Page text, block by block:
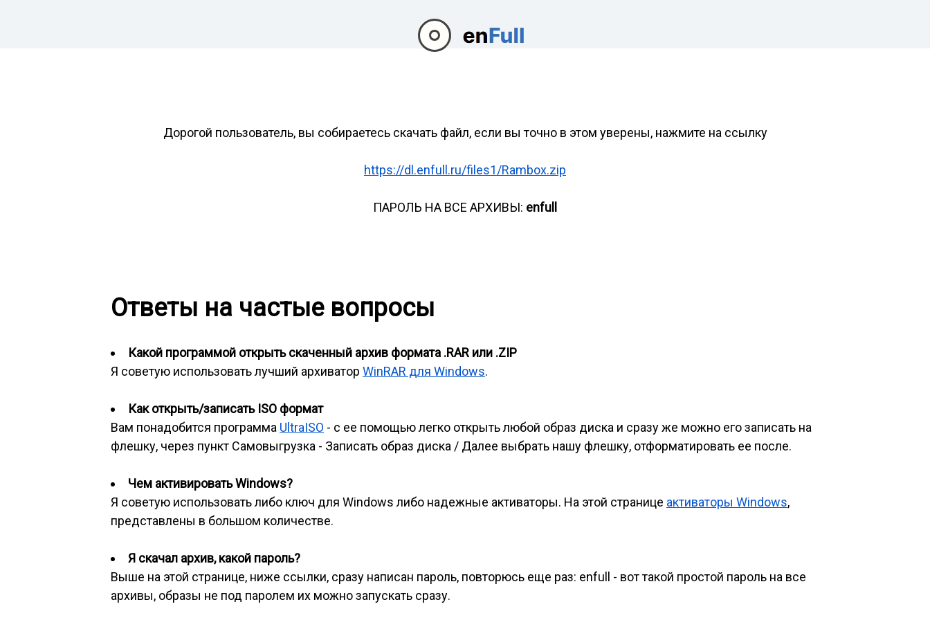
Дорогой пользователь, вы собираетесь скачать файл, если вы точно в этом уверены, нажмите на ссылку
https://dl.enfull.ru/files1/Rambox.zip
ПАРОЛЬ НА ВСЕ АРХИВЫ: enfull
Ответы на частые вопросы
Какой программой открыть скаченный архив формата .RAR или .ZIP
Я советую использовать лучший архиватор WinRAR для Windows.
Как открыть/записать ISO формат
Вам понадобится программа UltraISO - с ее помощью легко открыть любой образ диска и сразу же можно его записать на
флешку, через пункт Самовыгрузка - Записать образ диска / Далее выбрать нашу флешку, отформатировать ее после.
Чем активировать Windows?
Я советую использовать либо ключ для Windows либо надежные активаторы. На этой странице активаторы Windows,
представлены в большом количестве.
Я скачал архив, какой пароль?
Выше на этой странице, ниже ссылки, сразу написан пароль, повторюсь еще раз: enfull - вот такой простой пароль на все
архивы, образы не под паролем их можно запускать сразу.